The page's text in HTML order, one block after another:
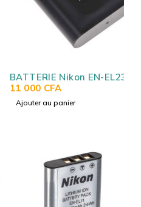
BATTERIE Nikon EN-EL23
11 000 CFA
Ajouter au panier